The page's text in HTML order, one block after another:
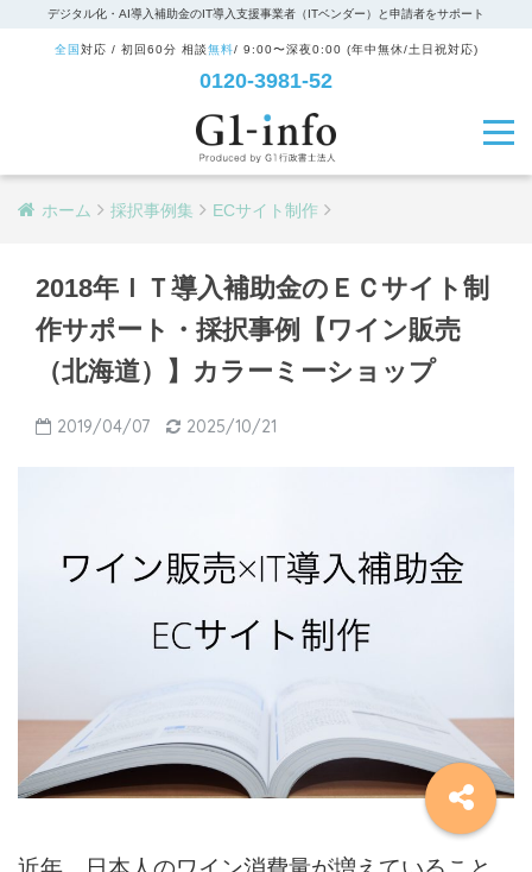
デジタル化・AI導入補助金のIT導入支援事業者（ITベンダー）と申請者をサポート
全国 対応 / 初回60分 相談無料/ 9:00〜深夜0:00 (年中無休/土日祝対応)
0120-3981-52
ホーム 採択事例集 ECサイト制作
2018年ＩＴ導入補助金のＥＣサイト制
作サポート・採択事例【ワイン販売
（北海道）】カラーミーショップ
2019/04/07 2025/10/21